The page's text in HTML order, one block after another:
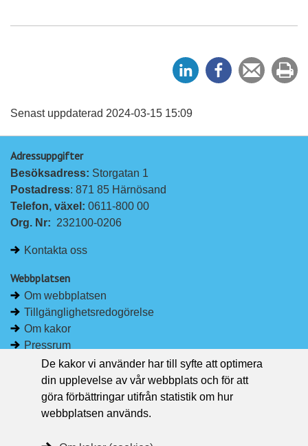
e
e
Tipsa
en
ut
Senast uppdaterad 2024-03-15 15:09
Adressuppgifter
Besöksadress: Storgatan 1
Postadress: 871 85 Härnösand
Telefon, växel: 0611-800 00
Org. Nr: 232100-0206
Kontakta oss
Webbplatsen
Om webbplatsen
Tillgänglighetsredogörelse
Om kakor
Pressrum
Håll dig uppdaterad
Följ Region Västernorrland på Facebook
Region Västernorrland i sociala medier
De kakor vi använder har till syfte att optimera
din upplevelse av vår webbplats och för att
göra förbättringar utifrån statistik om hur
webbplatsen används.